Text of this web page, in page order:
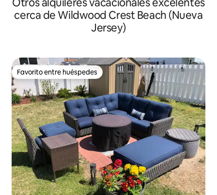
cerca de Wildwood Crest Beach (Nueva
Jersey)
Favorito entre huéspedes
Favorito entre huéspedes